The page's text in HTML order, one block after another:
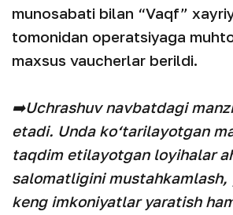
munosabati bilan “Vaqf”
tomonidan operatsiyaga
maxsus vaucherlar berildi.
➡️Uchrashuv navbatdagi
etadi. Unda ko‘tarilayotgan
taqdim etilayotgan loyihalar
salomatligini mustahkamlash,
keng imkoniyatlar yaratish